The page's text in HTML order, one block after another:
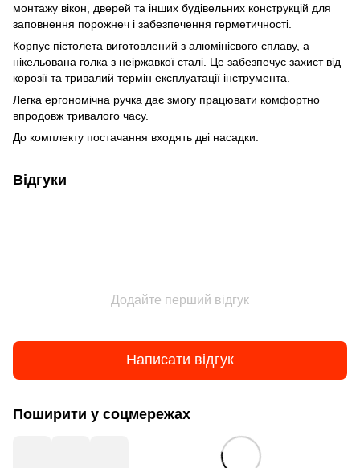
монтажу вікон, дверей та інших будівельних конструкцій для
заповнення порожнеч і забезпечення герметичності.
Корпус пістолета виготовлений з алюмінієвого сплаву, а
нікельована голка з неіржавкої сталі. Це забезпечує захист від
корозії та тривалий термін експлуатації інструмента.
Легка ергономічна ручка дає змогу працювати комфортно
впродовж тривалого часу.
До комплекту постачання входять дві насадки.
Відгуки
Додайте перший відгук
Написати відгук
Поширити у соцмережах